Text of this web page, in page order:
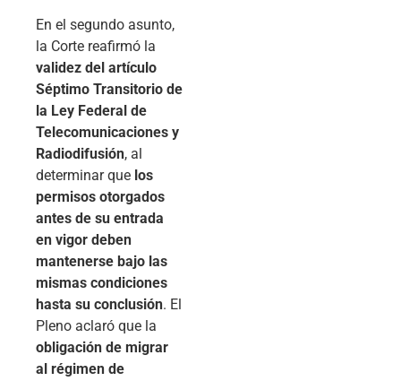
En el segundo asunto,
la Corte reafirmó la
validez del artículo
Séptimo Transitorio de
la Ley Federal de
Telecomunicaciones y
Radiodifusión, al
determinar que los
permisos otorgados
antes de su entrada
en vigor deben
mantenerse bajo las
mismas condiciones
hasta su conclusión. El
Pleno aclaró que la
obligación de migrar
al régimen de